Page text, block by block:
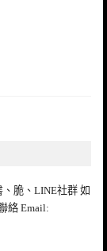
脆、LINE社群 如
絡 Email: